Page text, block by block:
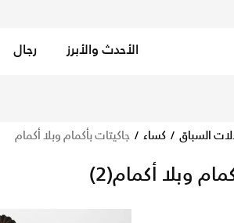
الأحدث والأبرز رجال
السباق كساء جاكيتات بأكمام وبلا أكمام
وبلا أكمام(2)